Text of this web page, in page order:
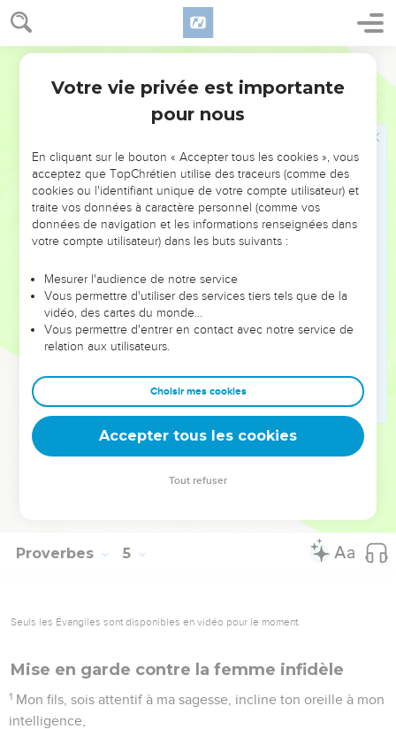
Proverbes 4
18 Mais le sentier des justes est comme la lumière
resplendissante qui va croissant jusqu'à ce que le plein jour
soit établi.
Le chemin des méchants est comme l'obscurité ; ils ne
Avoir une conduite ferme
Mon fils, sois attentif à mes paroles, incline ton oreille à
mes discours.
Qu'ils ne s'éloignent point de tes yeux ; garde-les au
dedans de ton coeur ;
car ils sont la vie de ceux qui les trouvent, et la santé de
toute leur chair.
Garde ton coeur plus que tout ce que l'on garde, car de lui
sont les issues de la vie.
Ecarte de toi la fausseté de la bouche, et éloigne de toi la
perversité des lèvres.
Que tes yeux regardent droit en avant, et que tes
paupières se dirigent droit devant toi.
N'incline ni à droite ni à gauche ; éloigne ton pied du mal.
Proverbes 5
Seuls les Évangiles sont disponibles en vidéo pour le moment.
Mise en garde contre la femme infidèle
1 Mon fils, sois attentif à ma sagesse, incline ton oreille à mon
intelligence,
Votre vie privée est importante
pour nous
En cliquant sur le bouton « Accepter tous les cookies », vous
acceptez que TopChrétien utilise des traceurs (comme des
cookies ou l'identifiant unique de votre compte utilisateur) et
traite vos données à caractère personnel (comme vos
données de navigation et les informations renseignées dans
votre compte utilisateur) dans les buts suivants :
Mesurer l'audience de notre service
Vous permettre d'utiliser des services tiers tels que de la
vidéo, des cartes du monde…
Vous permettre d'entrer en contact avec notre service de
relation aux utilisateurs.
Choisir mes cookies
Accepter tous les cookies
Tout refuser